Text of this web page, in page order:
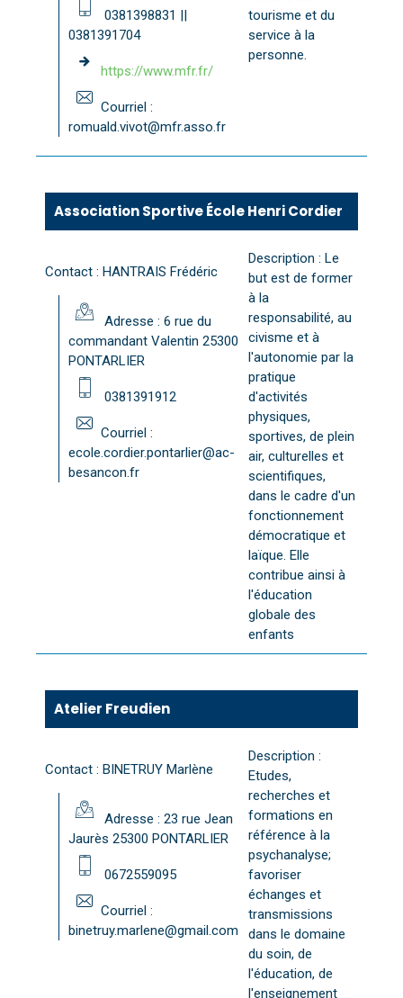
0381398831 ||
0381391704
https://www.mfr.fr/
Courriel :
romuald.vivot@mfr.asso.fr
tourisme et du
service à la
personne.
Association Sportive École Henri Cordier
Contact : HANTRAIS Frédéric
Adresse : 6 rue du
commandant Valentin 25300
PONTARLIER
0381391912
Courriel :
ecole.cordier.pontarlier@ac-
besancon.fr
Description : Le
but est de former
à la
responsabilité, au
civisme et à
l'autonomie par la
pratique
d'activités
physiques,
sportives, de plein
air, culturelles et
scientifiques,
dans le cadre d'un
fonctionnement
démocratique et
laïque. Elle
contribue ainsi à
l'éducation
globale des
enfants
Atelier Freudien
Contact : BINETRUY Marlène
Adresse : 23 rue Jean
Jaurès 25300 PONTARLIER
0672559095
Courriel :
binetruy.marlene@gmail.com
Description :
Etudes,
recherches et
formations en
référence à la
psychanalyse;
favoriser
échanges et
transmissions
dans le domaine
du soin, de
l'éducation, de
l'enseignement